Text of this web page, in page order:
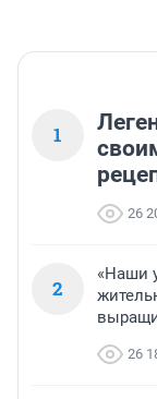
1
26
2
«Наши
26